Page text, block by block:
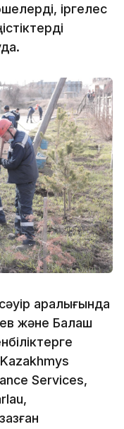
іргелес
аралығында
және Балқаш
Services,